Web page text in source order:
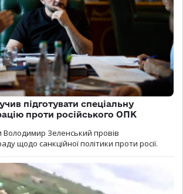
підготувати спеціальну
проти російського ОПК
Володимир Зеленський провів
щодо санкційної політики проти росії.